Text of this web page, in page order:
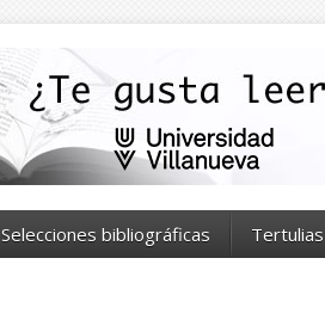
Selecciones bibliográficas Tertulias